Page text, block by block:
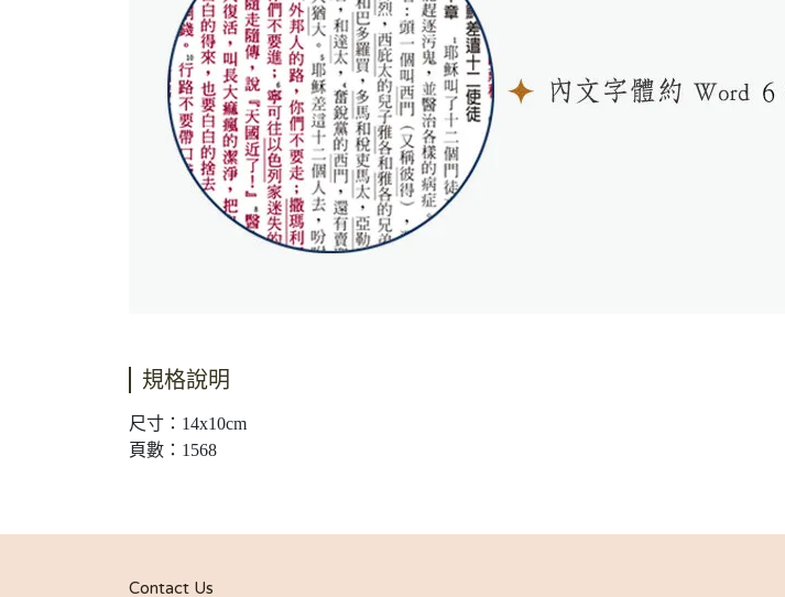
規格說明
尺寸：14x10cm
頁數：1568
Contact Us